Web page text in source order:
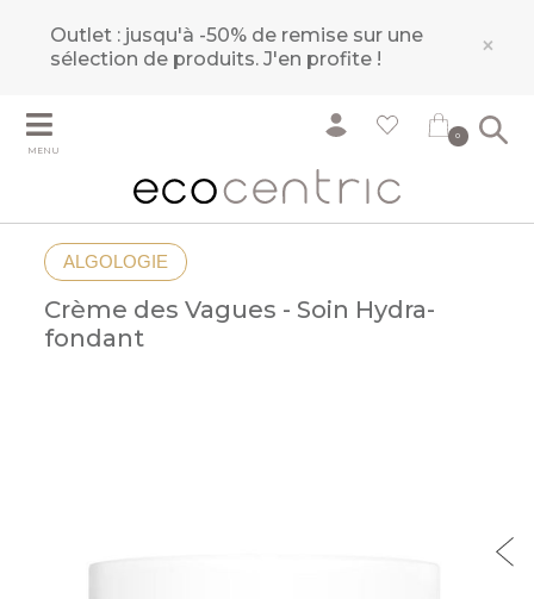
Outlet : jusqu'à -50% de remise sur une
sélection de produits.J'en profite ! ×
MENU
0
ALGOLOGIE
Crème des Vagues - Soin Hydra-
fondant